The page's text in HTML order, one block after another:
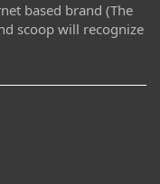
based brand (The
scoop will recognize